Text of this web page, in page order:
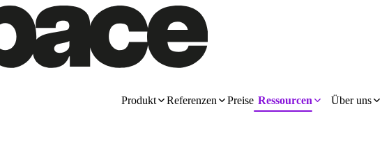
Produkt Referenzen Preise Ressourcen Über uns